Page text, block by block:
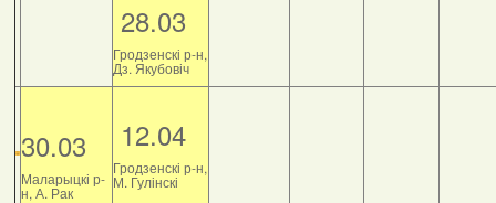
28.03
Гродзенскі р-н,
Дз. Якубовіч
30.03
Маларыцкі р-
н, А. Рак
12.04
Гродзенскі р-н,
М. Гулінскі